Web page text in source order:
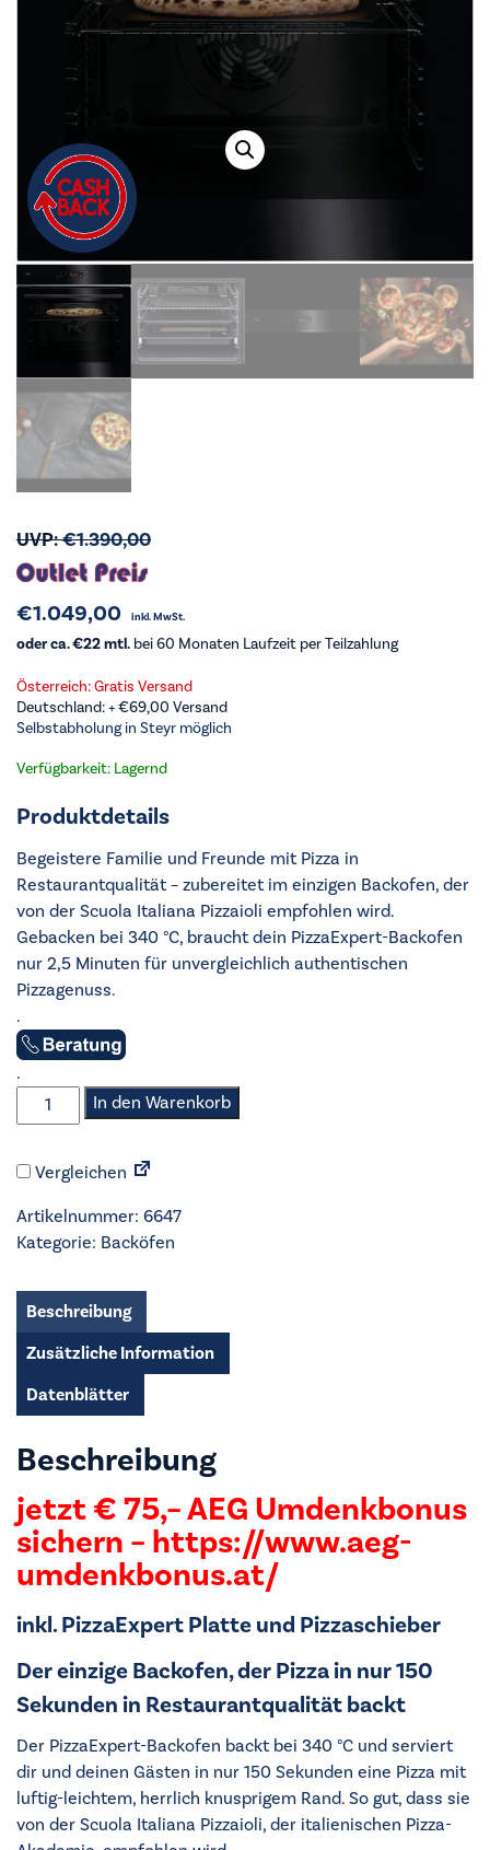
UVP:€1.390,00
€1.049,00 inkl. MwSt.
oder ca. €22 mtl. bei 60 Monaten Laufzeit per Teilzahlung
Österreich: Gratis Versand
Deutschland: +€69,00 Versand
Selbstabholung in Steyr möglich
Verfügbarkeit: Lagernd
Produktdetails
Begeistere Familie und Freunde mit Pizza in
Restaurantqualität – zubereitet im einzigen Backofen, der
von der Scuola Italiana Pizzaioli empfohlen wird.
Gebacken bei 340 °C, braucht dein PizzaExpert-Backofen
nur 2,5 Minuten für unvergleichlich authentischen
Pizzagenuss.
.
.
AEG
-
-
PizzaExpert
Menge
In den Warenkorb
Vergleichen
Artikelnummer: 6647
Kategorie: Backöfen
Beschreibung
Zusätzliche Information
Datenblätter
Beschreibung
jetzt € 75,– AEG Umdenkbonus
sichern – https://www.aeg-
umdenkbonus.at/
inkl. PizzaExpert Platte und Pizzaschieber
Der einzige Backofen, der Pizza in nur 150
Sekunden in Restaurantqualität backt
Der PizzaExpert-Backofen backt bei 340 °C und serviert
dir und deinen Gästen in nur 150 Sekunden eine Pizza mit
luftig-leichtem, herrlich knusprigem Rand. So gut, dass sie
von der Scuola Italiana Pizzaioli, der italienischen Pizza-